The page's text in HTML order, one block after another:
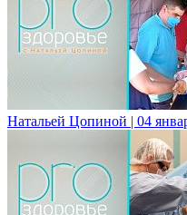
Натальей Цопиной | 04